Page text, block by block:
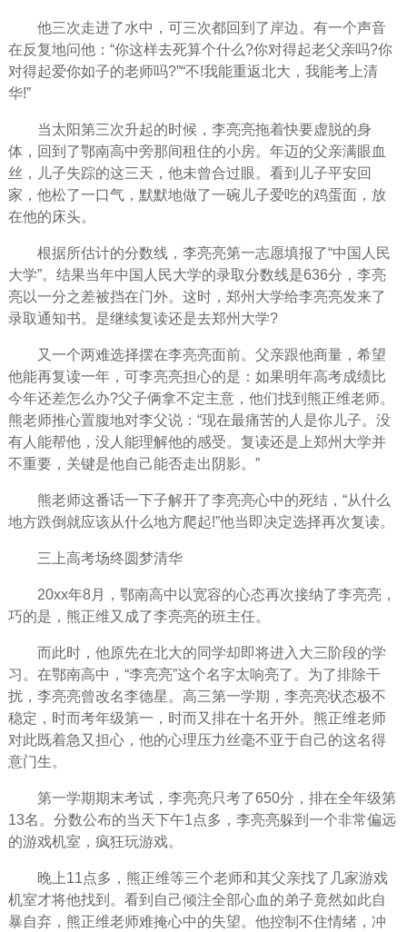
他三次走进了水中，可三次都回到了岸边。有一个声音
在反复地问他：“你这样去死算个什么?你对得起老父亲吗?你
对得起爱你如子的老师吗?”“不!我能重返北大，我能考上清
华!”
当太阳第三次升起的时候，李亮亮拖着快要虚脱的身
体，回到了鄂南高中旁那间租住的小房。年迈的父亲满眼血
丝，儿子失踪的这三天，他未曾合过眼。看到儿子平安回
家，他松了一口气，默默地做了一碗儿子爱吃的鸡蛋面，放
在他的床头。
根据所估计的分数线，李亮亮第一志愿填报了“中国人民
大学”。结果当年中国人民大学的录取分数线是636分，李亮
亮以一分之差被挡在门外。这时，郑州大学给李亮亮发来了
录取通知书。是继续复读还是去郑州大学?
又一个两难选择摆在李亮亮面前。父亲跟他商量，希望
他能再复读一年，可李亮亮担心的是：如果明年高考成绩比
今年还差怎么办?父子俩拿不定主意，他们找到熊正维老师。
熊老师推心置腹地对李父说：“现在最痛苦的人是你儿子。没
有人能帮他，没人能理解他的感受。复读还是上郑州大学并
不重要，关键是他自己能否走出阴影。”
熊老师这番话一下子解开了李亮亮心中的死结，“从什么
地方跌倒就应该从什么地方爬起!”他当即决定选择再次复读。
三上高考场终圆梦清华
20xx年8月，鄂南高中以宽容的心态再次接纳了李亮亮，
巧的是，熊正维又成了李亮亮的班主任。
而此时，他原先在北大的同学却即将进入大三阶段的学
习。在鄂南高中，“李亮亮”这个名字太响亮了。为了排除干
扰，李亮亮曾改名李德星。高三第一学期，李亮亮状态极不
稳定，时而考年级第一，时而又排在十名开外。熊正维老师
对此既着急又担心，他的心理压力丝毫不亚于自己的这名得
意门生。
第一学期期末考试，李亮亮只考了650分，排在全年级第
13名。分数公布的当天下午1点多，李亮亮躲到一个非常偏远
的游戏机室，疯狂玩游戏。
晚上11点多，熊正维等三个老师和其父亲找了几家游戏
机室才将他找到。看到自己倾注全部心血的弟子竟然如此自
暴自弃，熊正维老师难掩心中的失望。他控制不住情绪，冲